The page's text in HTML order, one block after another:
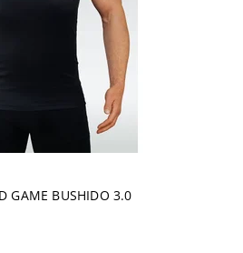
GAME BUSHIDO 3.0